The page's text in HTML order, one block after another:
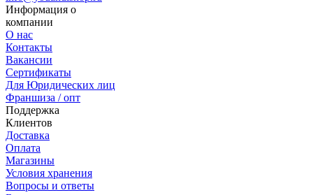
Информация о
компании
О нас
Контакты
Вакансии
Сертификаты
Для Юридических лиц
Франшиза / опт
Поддержка
Клиентов
Доставка
Оплата
Магазины
Условия хранения
Вопросы и ответы